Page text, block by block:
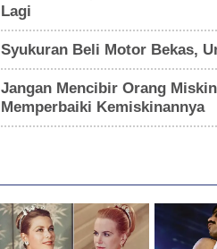
Lagi
Syukuran Beli Motor Bekas,
Jangan Mencibir Orang
Memperbaiki Kemiskinannya